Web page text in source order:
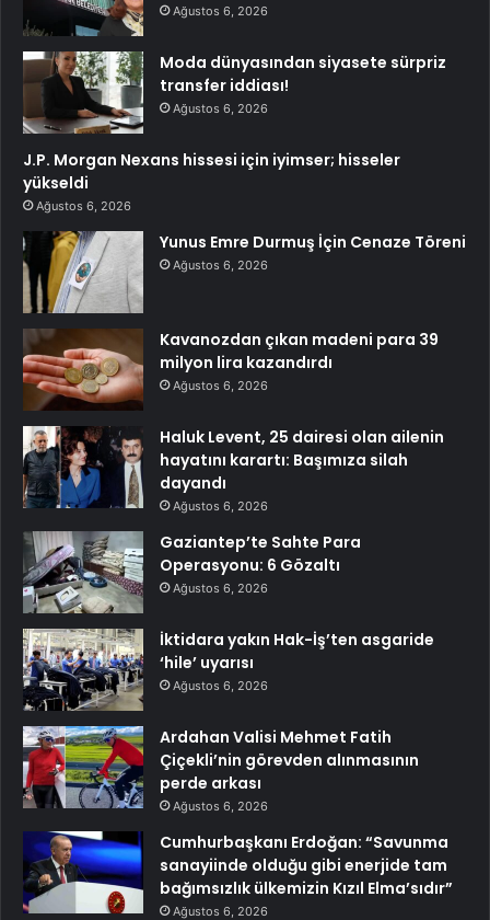
Ağustos 6, 2026
Moda dünyasından siyasete sürpriz
transfer iddiası!
Ağustos 6, 2026
J.P. Morgan Nexans hissesi için iyimser; hisseler
yükseldi
Ağustos 6, 2026
Yunus Emre Durmuş İçin Cenaze Töreni
Ağustos 6, 2026
Kavanozdan çıkan madeni para 39
milyon lira kazandırdı
Ağustos 6, 2026
Haluk Levent, 25 dairesi olan ailenin
hayatını karartı: Başımıza silah
dayandı
Ağustos 6, 2026
Gaziantep’te Sahte Para
Operasyonu: 6 Gözaltı
Ağustos 6, 2026
İktidara yakın Hak-İş’ten asgaride
‘hile’ uyarısı
Ağustos 6, 2026
Ardahan Valisi Mehmet Fatih
Çiçekli’nin görevden alınmasının
perde arkası
Ağustos 6, 2026
Cumhurbaşkanı Erdoğan: “Savunma
sanayiinde olduğu gibi enerjide tam
bağımsızlık ülkemizin Kızıl Elma’sıdır”
Ağustos 6, 2026